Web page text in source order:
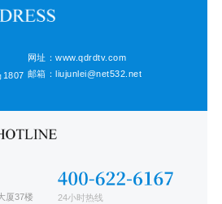
网址：www.qdrdtv.com
邮箱：liujunlei@net532.net
厦37楼 24小时热线